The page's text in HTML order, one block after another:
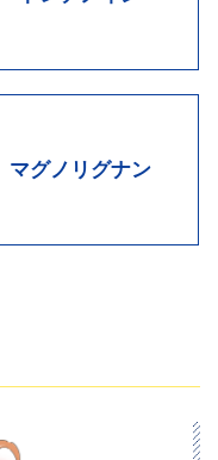
マグノリグナン